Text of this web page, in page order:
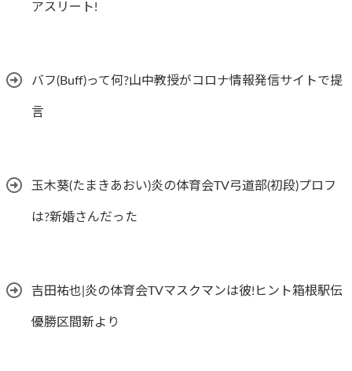
アスリート!
バフ(Buff)って何?山中教授がコロナ情報発信サイトで提
言
玉木葵(たまきあおい)炎の体育会TV弓道部(初段)プロフ
は?新婚さんだった
吉田祐也|炎の体育会TVマスクマンは彼!ヒント箱根駅伝
優勝区間新より